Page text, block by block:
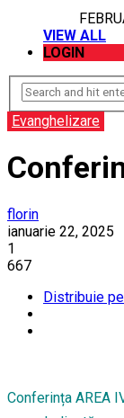
VIEW ALL
LOGIN
Evanghelizare
florin
ianuarie 22, 2025
1
667
Distribuie
Conferința AREA